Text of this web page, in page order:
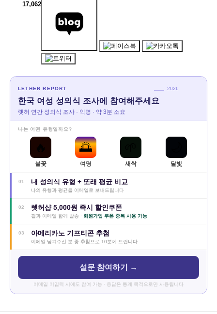
17,062
LETHER REPORT 2026
한국 여성 성의식 조사에 참여해주세요
렛허 연간 성의식 조사 · 익명 · 약 3분 소요
나는 어떤 유형일까요?
🔥
불꽃
🌅
여명 새싹 달빛
01 내 성의식 유형 + 또래 평균 비교
나의 유형과 평균을 이메일로 보내드립니다
02 렛허샵 5,000원 즉시 할인쿠폰
결과 이메일 함께 발송 · 회원가입 쿠폰 중복 사용 가능
03 아메리카노 기프티콘 추첨
이메일 남겨주신 분 중 추첨으로 10분께 드립니다
설문 참여하기 →
이메일 미입력 시에도 참여 가능 · 응답은 통계 목적으로만 사용됩니다